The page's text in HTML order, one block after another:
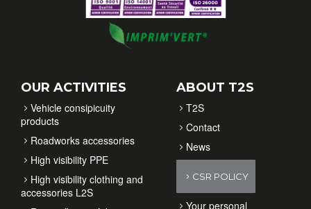
OUR ACTIVITIES
Vehicle consipicuity
products
Roadworks accessories
High visibility PPE
High visibility clothing and
accessories L2S
ABOUT T2S
T2S
Contact
News
CSR POLICY
Your personal